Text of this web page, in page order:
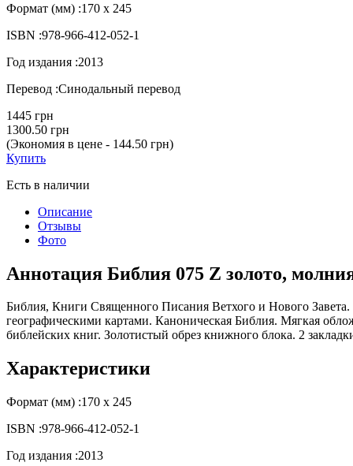
Формат (мм) :170 x 245
ISBN :978-966-412-052-1
Год издания :2013
Перевод :Синодальный перевод
1445 грн
1300.50 грн
(Экономия в цене - 144.50 грн)
Купить
Есть в наличии
Описание
Отзывы
Фото
Аннотация Библия 075 Z золото,
Библия, Книги Священного Писания Ветхого и Нового
географическими картами. Каноническая Библия. Мягкая
библейских книг. Золотистый обрез книжного блока. 2
Характеристики
Формат (мм) :170 x 245
ISBN :978-966-412-052-1
Год издания :2013